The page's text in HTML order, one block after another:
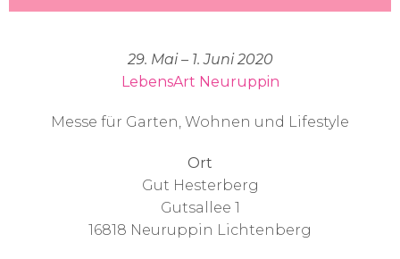
29. Mai – 1. Juni 2020
LebensArt Neuruppin
Messe für Garten, Wohnen und Lifestyle
Ort
Gut Hesterberg
Gutsallee 1
16818 Neuruppin Lichtenberg